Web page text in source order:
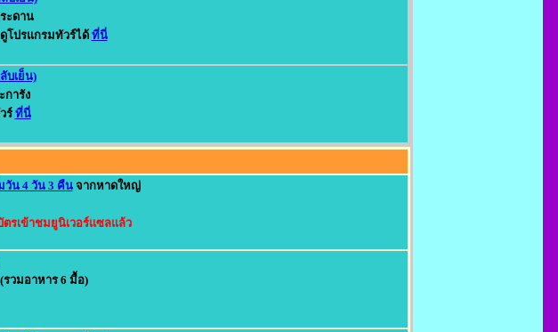
ะดาน
โปรแกรมทัวร์ได้ ที่นี่
บเย็น)
การัง
ร์ที่นี่
วัน 4 วัน 3 คืนจากหาดใหญ่
รเข้าชมยูนิเวอร์แซลแล้ว
รวมอาหาร 6 มื้อ)